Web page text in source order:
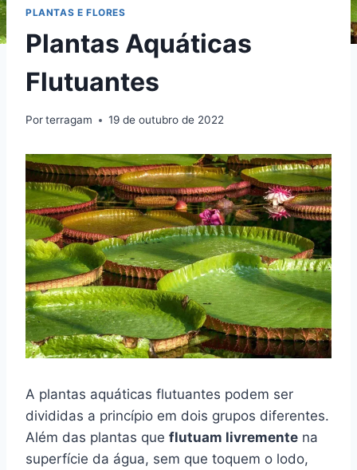
PLANTAS E FLORES
Plantas Aquáticas
Flutuantes
Porterragam 19 de outubro de 2022
A plantas aquáticas flutuantes podem ser
divididas a princípio em dois grupos diferentes.
Além das plantas que flutuam livremente na
superfície da água, sem que toquem o lodo,